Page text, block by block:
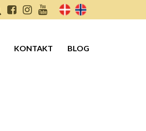
KONTAKT BLOG